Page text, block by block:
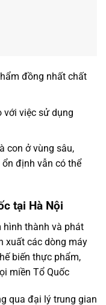
đồng nhất chất
với việc sử dụng
con ở vùng sâu,
định vẫn có thể
tại Hà Nội
hình thành và phát
xuất các dòng máy
biến thực phẩm,
miền Tổ Quốc
qua đại lý trung gian